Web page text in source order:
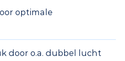
optimale
door o.a. dubbel lucht